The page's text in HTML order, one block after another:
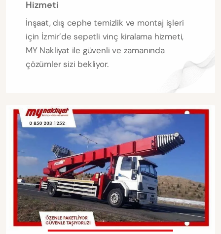
Hizmeti
İnşaat, dış cephe temizlik ve montaj işleri
için İzmir’de sepetli vinç kiralama hizmeti,
MY Nakliyat ile güvenli ve zamanında
çözümler sizi bekliyor.